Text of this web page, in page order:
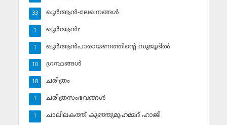
ഖുര്‍ആന്‍-ലേഖനങ്ങള്‍
33
ഖുര്‍ആന്‍r
1
ഖുര്‍ആന്‍പാരായണത്തിന്റെ സുജൂദില്‍
1
ഗ്രന്ഥങ്ങള്‍
10
ചരിത്രം
18
ചരിത്രസംഭവങ്ങള്‍
1
ചാലിലകത്ത് കുഞ്ഞുമുഹമ്മദ് ഹാജി
1